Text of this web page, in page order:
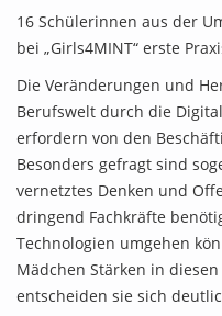
16 Schülerinnen aus der
bei „Girls4MINT“ erste
Die Veränderungen und
Berufswelt durch die
erfordern von den
Besonders gefragt sind
vernetztes Denken und
dringend Fachkräfte
Technologien umgehen
Mädchen Stärken in
entscheiden sie sich